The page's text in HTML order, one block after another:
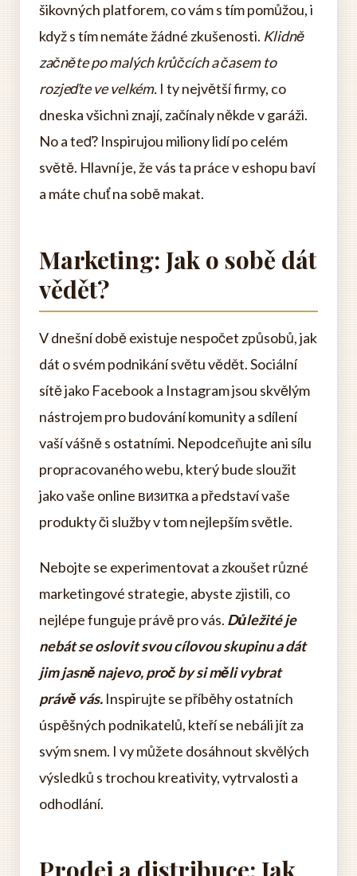
šikovných platforem, co vám s tím pomůžou, i
když s tím nemáte žádné zkušenosti. Klidně
začněte po malých krůčcích a časem to
rozjeďte ve velkém. I ty největší firmy, co
dneska všichni znají, začínaly někde v garáži.
No a teď? Inspirujou miliony lidí po celém
světě. Hlavní je, že vás ta práce v eshopu baví
a máte chuť na sobě makat.
Marketing: Jak o sobě dát
vědět?
V dnešní době existuje nespočet způsobů, jak
dát o svém podnikání světu vědět. Sociální
sítě jako Facebook a Instagram jsou skvělým
nástrojem pro budování komunity a sdílení
vaší vášně s ostatními. Nepodceňujte ani sílu
propracovaného webu, který bude sloužit
jako vaše online визитка a představí vaše
produkty či služby v tom nejlepším světle.
Nebojte se experimentovat a zkoušet různé
marketingové strategie, abyste zjistili, co
nejlépe funguje právě pro vás. Důležité je
nebát se oslovit svou cílovou skupinu a dát
jim jasně najevo, proč by si měli vybrat
právě vás. Inspirujte se příběhy ostatních
úspěšných podnikatelů, kteří se nebáli jít za
svým snem. I vy můžete dosáhnout skvělých
výsledků s trochou kreativity, vytrvalosti a
odhodlání.
Prodej a distribuce: Jak